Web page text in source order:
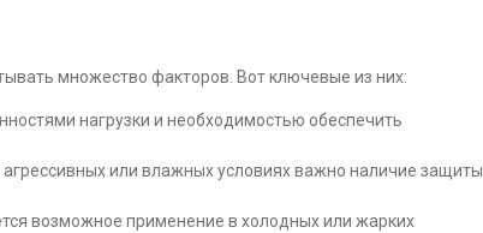
множество факторов. Вот ключевые из них:
нагрузки и необходимостью обеспечить
или влажных условиях важно наличие защиты
возможное применение в холодных или жарких